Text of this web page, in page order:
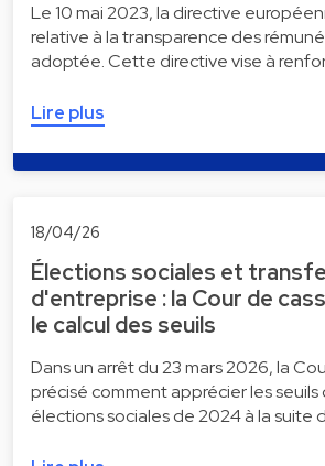
Le 10 mai 2023, la directive
relative à la transparence des
adoptée. Cette directive vise à
Lire plus
18/04/26
Élections sociales et
d'entreprise : la Cour de
le calcul des seuils
Dans un arrêt du 23 mars 2026, la
précisé comment apprécier les
élections sociales de 2024 à la suite